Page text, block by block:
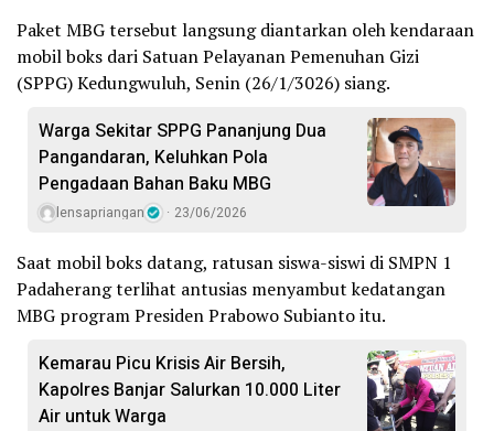
Paket MBG tersebut langsung diantarkan oleh kendaraan
mobil boks dari Satuan Pelayanan Pemenuhan Gizi
(SPPG) Kedungwuluh, Senin (26/1/3026) siang.
Warga Sekitar SPPG Pananjung Dua
Pangandaran, Keluhkan Pola
Pengadaan Bahan Baku MBG
lensapriangan 23/06/2026
Saat mobil boks datang, ratusan siswa-siswi di SMPN 1
Padaherang terlihat antusias menyambut kedatangan
MBG program Presiden Prabowo Subianto itu.
Kemarau Picu Krisis Air Bersih,
Kapolres Banjar Salurkan 10.000 Liter
Air untuk Warga